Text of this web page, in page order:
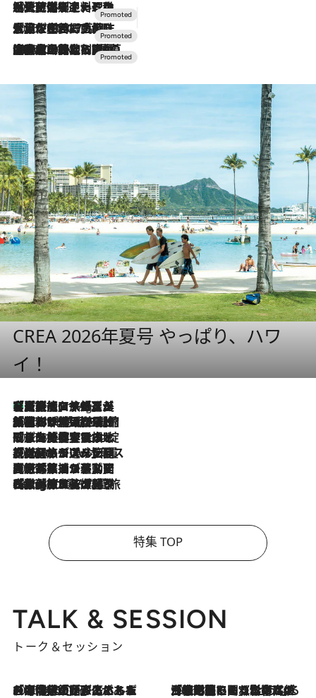
2026.7.24
【夏限定ディナーコース】旬を迎える稚鮎や花ズッキーニなどをイタリア・トスカーナの郷土料理の手法で満喫！
2026.7.17
「土佐和ハーブかき氷」がOMO7高知に登場！生姜、山椒、大葉など目にも舌にも涼を呼ぶ郷土の味
2026.7.10
NEW OPEN！【界 草津】名湯の地に誕生。趣の異なる2種の温泉と上州ならではの会席・蕎麦割烹など美食を味わう究極の癒やし旅
CREA 2026年夏号 やっぱり、ハワ
イ！
11 Hours Ago
【厳選旅コスメ】「多機能アイテムがメイン！」旅好き美容エディターが選んだ夏旅ベストコスメを発表【Mサイズジップ】
2026.8.6
「荷物が増えるほど旅ストレスは増す」美容ジャーナリストがたどり着いた最終結論。“化粧品を劇的に減らす”感動の凝縮美容とは
2026.8.6
「旅先には金髪ウィッグを持参」日本と同じメイクでは損してる!? 美容ジャーナリストが提案する“掟破りの旅美容”とは
2026.8.6
【厳選旅コスメ】「身軽さ＆UV対策重視！」ヘアアーティストshucoが選んだ夏旅ベストコスメを発表【Mサイズジップ】
2026.8.5
【厳選旅コスメ】国内をあちこち移動する河井菜摘が選んだ夏旅ベストコスメ発表！「リラックスアイテムはマスト」【Mサイズジップ】
2026.8.4
【厳選旅コスメ】「紫外線＆乾燥対策しながらメイク感も！」ヘア＆メイクGeorgeが選んだ夏旅ベストコスメを発表！【Mサイズジップ】
特集 TOP
TALK & SESSION
トーク＆セッション
2026.8.3
「今後値上げがあるとすれば…」「リスクがあるのは今年の冬」エネルギー専門家が語る、ホルムズ海峡封鎖が家庭にもたらす“ある心配” 2026.8.3
「住宅建てられない…」「サーチャージ料の高値が続いている」ホルムズ海峡封鎖による影響はいつまで続く？《エネルギー専門家に聞く“どうなる日本の暮らし”》